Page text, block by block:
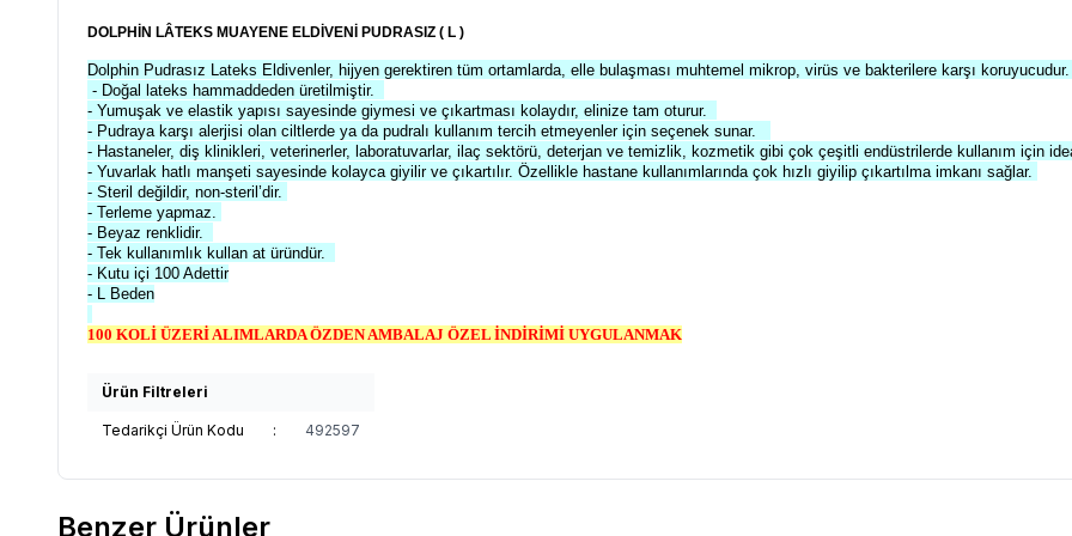
DOLPHİN LÂTEKS MUAYENE ELDİVENİ PUDRASIZ ( L )
Dolphin Pudrasız Lateks Eldivenler, hijyen gerektiren tüm ortamlarda, elle bulaşması muhtemel mikrop, virüs ve bakterilere karşı koruyucudur.
- Doğal lateks hammaddeden üretilmiştir.
- Yumuşak ve elastik yapısı sayesinde giymesi ve çıkartması kolaydır, elinize tam oturur.
- Pudraya karşı alerjisi olan ciltlerde ya da pudralı kullanım tercih etmeyenler için seçenek sunar.
- Hastaneler, diş klinikleri, veterinerler, laboratuvarlar, ilaç sektörü, deterjan ve temizlik, kozmetik gibi çok çeşitli endüstri lerde kullanım için
- Yuvarlak hatlı manşeti sayesinde kolayca giyilir ve çıkartılır. Özellikle hastane kullanımlarında çok hızlı giyilip çıkartılma imkanı sağlar.
- Steril değildir, non-steril’dir.
- Terleme yapmaz.
- Beyaz renklidir.
- Tek kullanımlık kullan at üründür.
- Kutu içi 100 Adettir
- L Beden
100 KOLİ ÜZERİ ALIMLARDA ÖZDEN AMBALAJ ÖZEL İNDİRİMİ UYGULANMAK
Ürün Filtreleri
Tedarikçi Ürün Kodu : 492597
Benzer Ürünler